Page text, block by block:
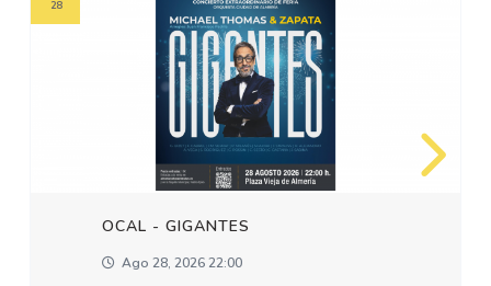
OCAL - GIGANTES
Ago 28, 2026 22:00
28